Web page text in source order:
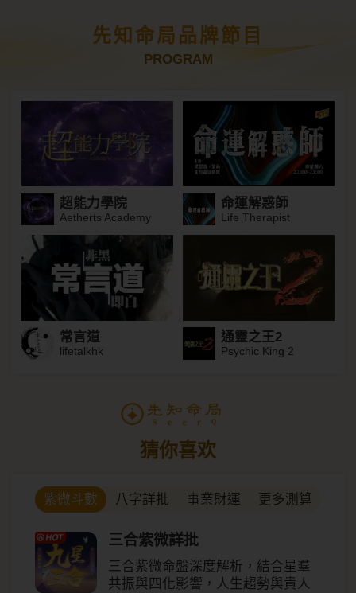
先知命局品牌節目
PROGRAM
超能力學院
Aetherts Academy
命運解惑師
Life Therapist
常言道
lifetalkhk
通靈之王2
Psychic King 2
猜你喜欢
紫微斗數 八字詳批 事業財運 更多測算
三合紫微詳批
三合紫微命盤深度解析，結合星羣
共振與四化影響，人生趨勢與貴人